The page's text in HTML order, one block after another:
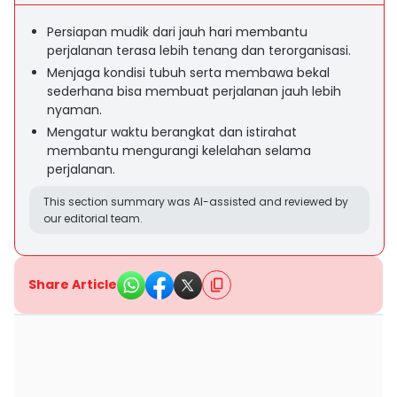
Persiapan mudik dari jauh hari membantu
perjalanan terasa lebih tenang dan terorganisasi.
Menjaga kondisi tubuh serta membawa bekal
sederhana bisa membuat perjalanan jauh lebih
nyaman.
Mengatur waktu berangkat dan istirahat
membantu mengurangi kelelahan selama
perjalanan.
This section summary was AI-assisted and reviewed by
our editorial team.
Share Article